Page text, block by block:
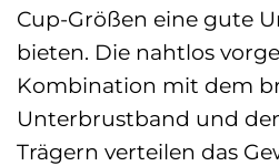
Cup-Größen eine gute
bieten. Die nahtlos
Kombination mit dem
Unterbrustband und
Trägern verteilen das